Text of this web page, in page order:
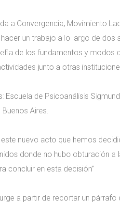
a Convergencia, Movimiento
un trabajo a lo largo de dos
de los fundamentos y modos
junto a otras
de Psicoanálisis
Aires.
nuevo acto que hemos
donde no hubo obturación a
concluir en esta decisión”
a partir de recortar un párrafo